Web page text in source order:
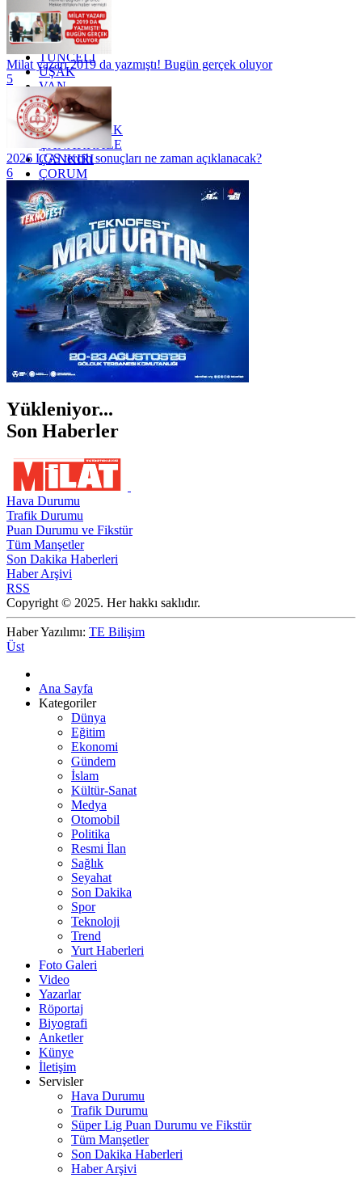
TEKİRDAĞ
TOKAT
TRABZON
TUNCELİ
UŞAK
VAN
YALOVA
YOZGAT
ZONGULDAK
ÇANAKKALE
ÇANKIRI
ÇORUM
İSTANBUL
İZMİR
ŞANLIURFA
ŞIRNAK
Milat yazarı 2019 da yazmıştı! Bugün gerçek oluyor
5
2026 LGS tercih sonuçları ne zaman açıklanacak?
6
Yükleniyor...
Son Haberler
Hava Durumu
Trafik Durumu
Puan Durumu ve Fikstür
Tüm Manşetler
Son Dakika Haberleri
Haber Arşivi
RSS
Copyright © 2025. Her hakkı saklıdır.
Haber Yazılımı: TE Bilişim
Üst
Ana Sayfa
Kategoriler
Dünya
Eğitim
Ekonomi
Gündem
İslam
Kültür-Sanat
Medya
Otomobil
Politika
Resmi İlan
Sağlık
Seyahat
Son Dakika
Spor
Teknoloji
Trend
Yurt Haberleri
Foto Galeri
Video
Yazarlar
Röportaj
Biyografi
Anketler
Künye
İletişim
Servisler
Hava Durumu
Trafik Durumu
Süper Lig Puan Durumu ve Fikstür
Tüm Manşetler
Son Dakika Haberleri
Haber Arşivi